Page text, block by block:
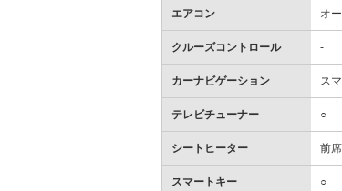
エアコン オ
クルーズコントロール -
カーナビゲーション ス
テレビチューナー ○
シートヒーター 前席
スマートキー ○